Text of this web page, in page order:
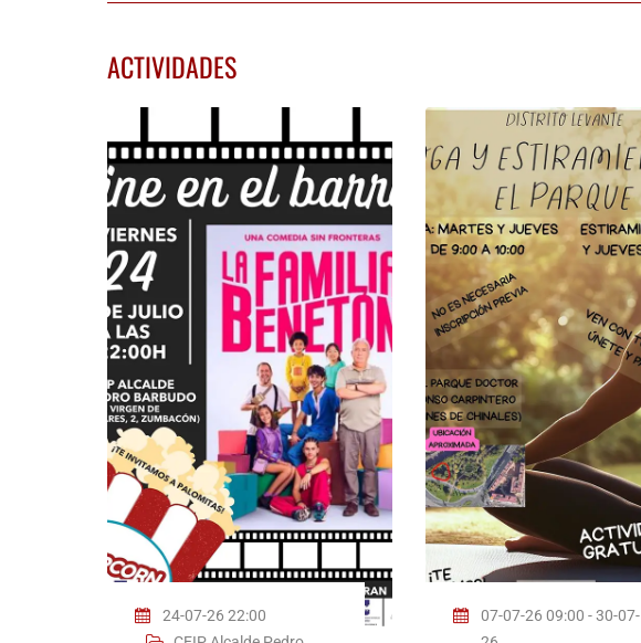
ACTIVIDADES
24-07-26 22:00
07-07-26 09:00 - 30-07-